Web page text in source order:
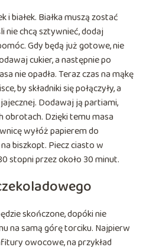
i białek. Białka muszą zostać
nie chcą sztywnieć, dodaj
Gdy będą już gotowe, nie
cukier, a następnie po
nie opadła. Teraz czas na mąkę
by składniki się połączyły, a
Dodawaj ją partiami,
obrotach. Dzięki temu masa
wyłóż papierem do
biszkopt. Piecz ciasto w
stopni przez około 30 minut.
skończone, dopóki nie
na samą górę torciku. Najpierw
owocowe, na przykład